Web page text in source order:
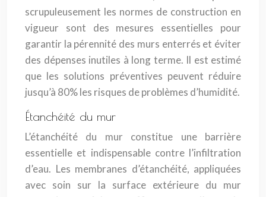
scrupuleusement les normes de construction en
vigueur sont des mesures essentielles pour
garantir la pérennité des murs enterrés et éviter
des dépenses inutiles à long terme. Il est estimé
que les solutions préventives peuvent réduire
jusqu’à 80% les risques de problèmes d’humidité.
Étanchéité du mur
L’étanchéité du mur constitue une barrière
essentielle et indispensable contre l’infiltration
d’eau. Les membranes d’étanchéité, appliquées
avec soin sur la surface extérieure du mur